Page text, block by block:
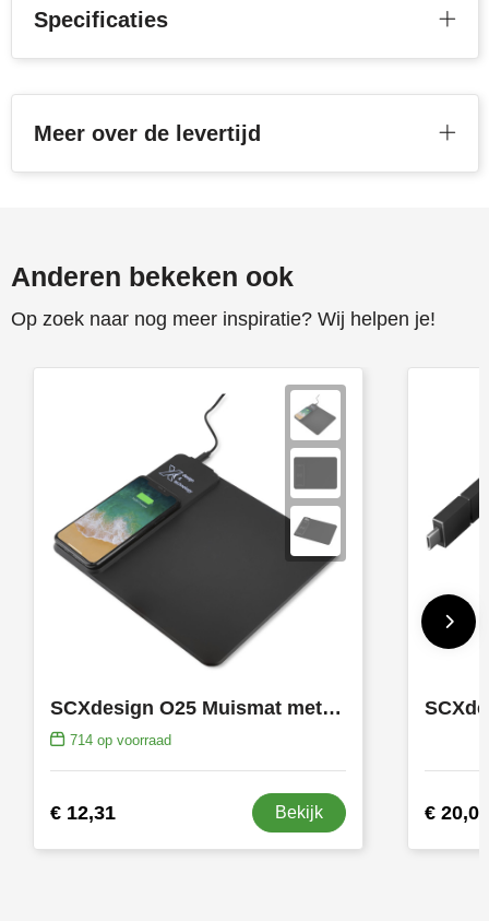
Victorinox
Vinga
Specificaties
Meer over de levertijd
Anderen bekeken ook
Op zoek naar nog meer inspiratie? Wij helpen je!
SCXdesign O25 Muismat met 10W Draadloze Oplader
714op voorraad
€ 12,31 Bekijk € 20,07